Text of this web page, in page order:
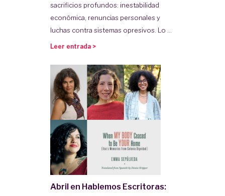
sacrificios profundos: inestabilidad
económica, renuncias personales y
luchas contra sistemas opresivos. Lo ...
Leer entrada >
Abril en Hablemos Escritoras: